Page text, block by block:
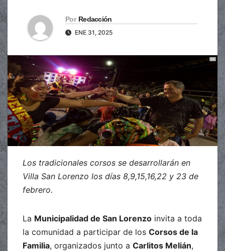
Por Redacción
ENE 31, 2025
Los tradicionales corsos se desarrollarán en
Villa San Lorenzo los días 8,9,15,16,22 y 23 de
febrero.
La Municipalidad de San Lorenzo invita a toda
la comunidad a participar de los Corsos de la
Familia, organizados junto a Carlitos Melián,